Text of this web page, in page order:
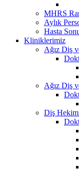
MHRS
Aylık
Hasta
Kliniklerimiz
Ağız Diş
Ağız Diş
Diş